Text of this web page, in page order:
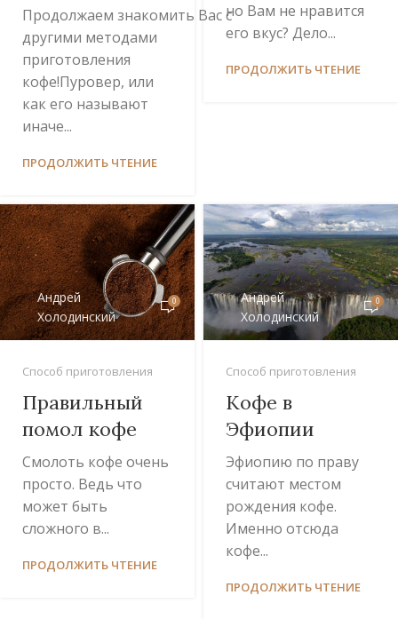
Продолжаем знакомить Вас с
другими методами
приготовления
кофе!Пуровер, или
как его называют
иначе...
ПРОДОЛЖИТЬ ЧТЕНИЕ
но Вам не нравится
его вкус? Дело...
ПРОДОЛЖИТЬ ЧТЕНИЕ
Андрей
Холодинский
0
Способ приготовления
Правильный
помол кофе
Смолоть кофе очень
просто. Ведь что
может быть
сложного в...
ПРОДОЛЖИТЬ ЧТЕНИЕ
Андрей
Холодинский
0
Способ приготовления
Кофе в
Эфиопии
Эфиопию по праву
считают местом
рождения кофе.
Именно отсюда
кофе...
ПРОДОЛЖИТЬ ЧТЕНИЕ